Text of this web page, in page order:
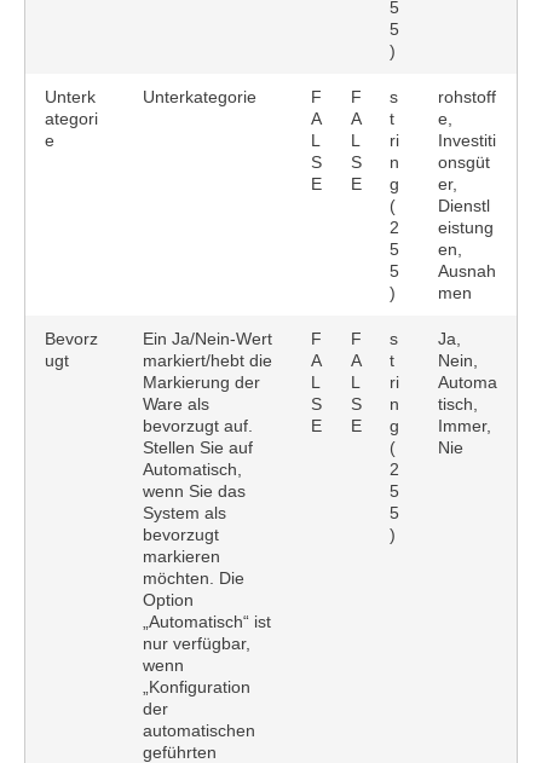
5
5
)
Unterk
ategori
e
Unterkategorie
F
A
L
S
E
F
A
L
S
E
s
t
ri
n
g
(
2
5
5
)
rohstoff
e,
Investiti
onsgüt
er,
Dienstl
eistung
en,
Ausnah
men
Bevorz
ugt
Ein Ja/Nein-Wert
markiert/hebt die
Markierung der
Ware als
bevorzugt auf.
Stellen Sie auf
Automatisch,
wenn Sie das
System als
bevorzugt
markieren
möchten. Die
Option
„Automatisch“ ist
nur verfügbar,
wenn
„Konfiguration
der
automatischen
geführten
F
A
L
S
E
F
A
L
S
E
s
t
ri
n
g
(
2
5
5
)
Ja,
Nein,
Automa
tisch,
Immer,
Nie